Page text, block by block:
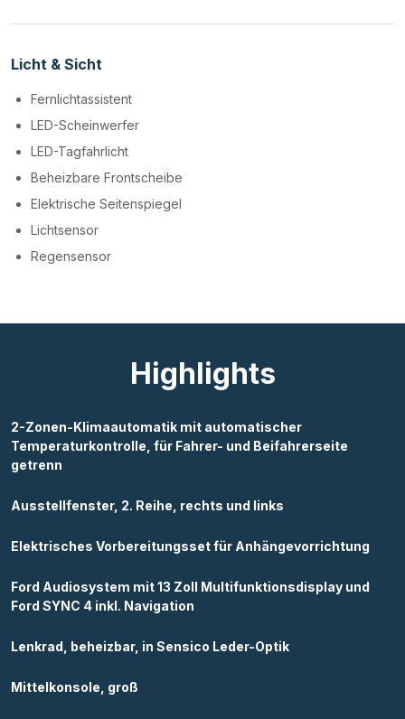
Licht & Sicht
Fernlichtassistent
LED-Scheinwerfer
LED-Tagfahrlicht
Beheizbare Frontscheibe
Elektrische Seitenspiegel
Lichtsensor
Regensensor
Highlights
2-Zonen-Klimaautomatik mit automatischer
Temperaturkontrolle, für Fahrer- und Beifahrerseite
getrenn
Ausstellfenster, 2. Reihe, rechts und links
Elektrisches Vorbereitungsset für Anhängevorrichtung
Ford Audiosystem mit 13 Zoll Multifunktionsdisplay und
Ford SYNC 4 inkl. Navigation
Lenkrad, beheizbar, in Sensico Leder-Optik
Mittelkonsole, groß